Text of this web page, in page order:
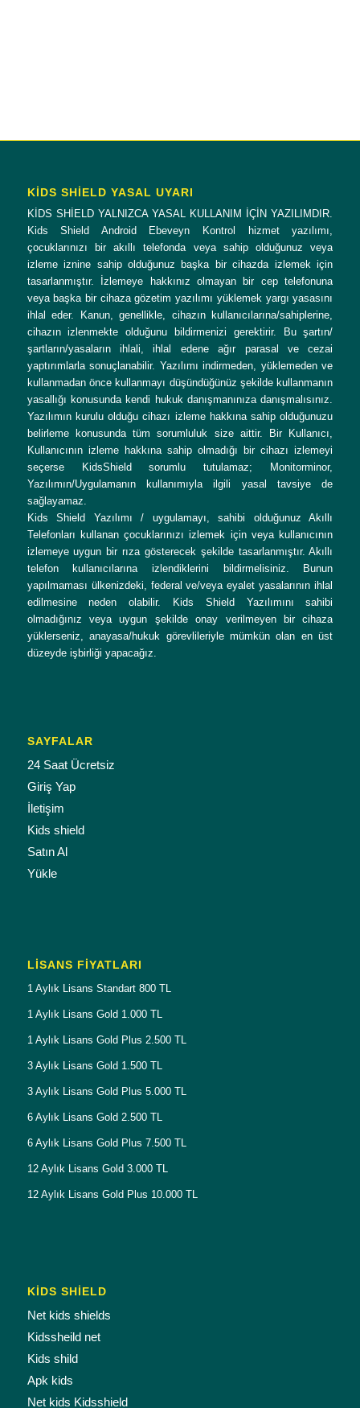
KİDS SHİELD YASAL UYARI
KİDS SHİELD YALNIZCA YASAL KULLANIM İÇİN YAZILIMDIR.
Kids Shield Android Ebeveyn Kontrol hizmet yazılımı,
çocuklarınızı bir akıllı telefonda veya sahip olduğunuz veya
izleme iznine sahip olduğunuz başka bir cihazda izlemek için
tasarlanmıştır. İzlemeye hakkınız olmayan bir cep telefonuna
veya başka bir cihaza gözetim yazılımı yüklemek yargı yasasını
ihlal eder. Kanun, genellikle, cihazın kullanıcılarına/sahiplerine,
cihazın izlenmekte olduğunu bildirmenizi gerektirir. Bu şartın/
şartların/yasaların ihlali, ihlal edene ağır parasal ve cezai
yaptırımlarla sonuçlanabilir. Yazılımı indirmeden, yüklemeden ve
kullanmadan önce kullanmayı düşündüğünüz şekilde kullanmanın
yasallığı konusunda kendi hukuk danışmanınıza danışmalısınız.
Yazılımın kurulu olduğu cihazı izleme hakkına sahip olduğunuzu
belirleme konusunda tüm sorumluluk size aittir. Bir Kullanıcı,
Kullanıcının izleme hakkına sahip olmadığı bir cihazı izlemeyi
seçerse KidsShield sorumlu tutulamaz; Monitorminor,
Yazılımın/Uygulamanın kullanımıyla ilgili yasal tavsiye de
sağlayamaz.
Kids Shield Yazılımı / uygulamayı, sahibi olduğunuz Akıllı
Telefonları kullanan çocuklarınızı izlemek için veya kullanıcının
izlemeye uygun bir rıza gösterecek şekilde tasarlanmıştır. Akıllı
telefon kullanıcılarına izlendiklerini bildirmelisiniz. Bunun
yapılmaması ülkenizdeki, federal ve/veya eyalet yasalarının ihlal
edilmesine neden olabilir. Kids Shield Yazılımını sahibi
olmadığınız veya uygun şekilde onay verilmeyen bir cihaza
yüklerseniz, anayasa/hukuk görevlileriyle mümkün olan en üst
düzeyde işbirliği yapacağız.
SAYFALAR
24 Saat Ücretsiz
Giriş Yap
İletişim
Kids shield
Satın Al
Yükle
LISANS FIYATLARI
1 Aylık Lisans Standart 800 TL
1 Aylık Lisans Gold 1.000 TL
1 Aylık Lisans Gold Plus 2.500 TL
3 Aylık Lisans Gold 1.500 TL
3 Aylık Lisans Gold Plus 5.000 TL
6 Aylık Lisans Gold 2.500 TL
6 Aylık Lisans Gold Plus 7.500 TL
12 Aylık Lisans Gold 3.000 TL
12 Aylık Lisans Gold Plus 10.000 TL
KİDS SHİELD
Net kids shields
Kidssheild net
Kids shild
Apk kids
Net kids Kidsshield